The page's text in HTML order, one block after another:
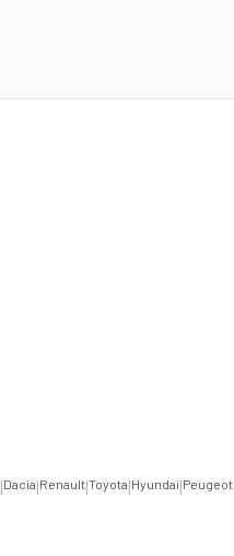
|Dacia|Renault|Toyota|Hyundai|Peugeot